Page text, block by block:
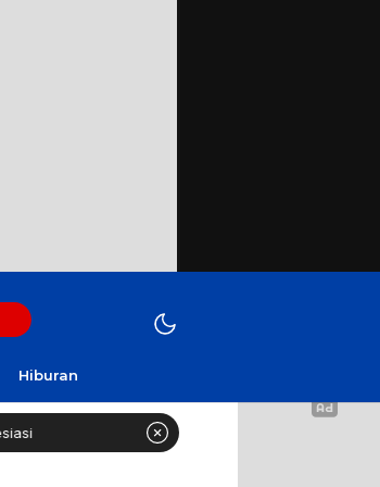
Hiburan
Curi Motor! Dua Warga Batuporo Sampang